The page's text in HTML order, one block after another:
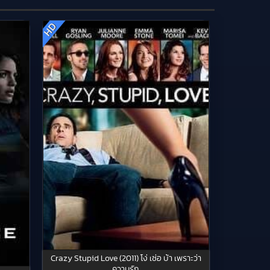
HD
Crazy Stupid Love (2011) โง่ เซ่อ บ้า เพราะว่า